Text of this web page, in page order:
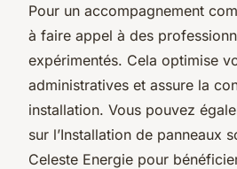
Pour un accompagnement
à faire appel à des
expérimentés. Cela optimise
administratives et assure la
installation. Vous pouvez
sur l’Installation de panneaux
Celeste Energie pour